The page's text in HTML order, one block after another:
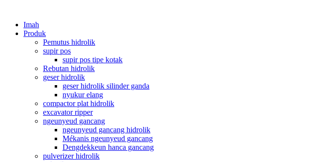
Imah
Produk
Pemutus hidrolik
supir pos
supir pos tipe kotak
Rebutan hidrolik
geser hidrolik
geser hidrolik silinder ganda
nyukur elang
compactor plat hidrolik
excavator ripper
ngeunyeud gancang
ngeunyeud gancang hidrolik
Mékanis ngeunyeud gancang
Dengdekkeun hanca gancang
pulverizer hidrolik